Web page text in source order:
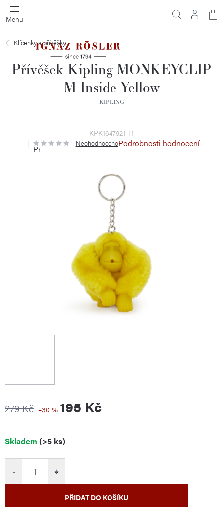
Přejít
na
obsah
Klíčenky a přívěšky
Přívěšek Kipling MONKEYCLIP
M Inside Yellow
KIPLING
KPK164792TT1
Průměrné
hodnocení
NeohodnocenoPodrobnosti hodnocení
279 Kč –30 % 195 Kč
Měrná
Skladem (>5 ks)
+
−
PŘIDAT DO KOŠÍKU